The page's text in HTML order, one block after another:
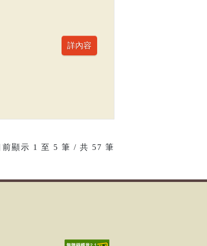
顯示 1 至 5 筆 / 共 57 筆